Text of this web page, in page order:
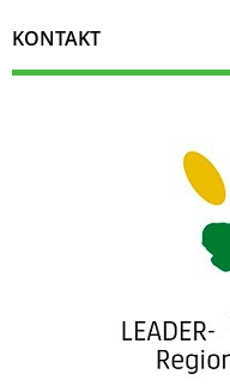
KONTAKT